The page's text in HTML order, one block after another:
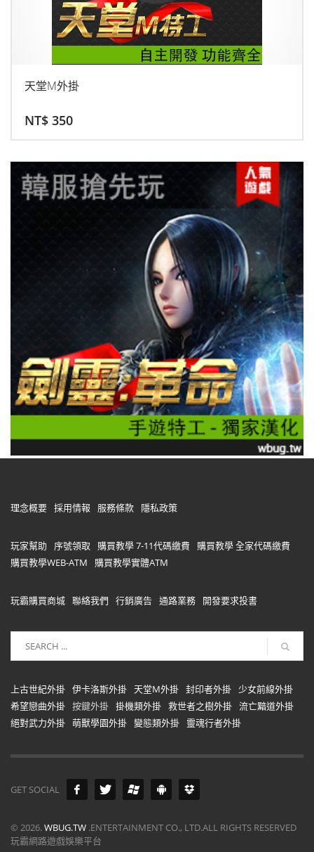
天堂M外掛
NT$ 350
理念概要 採用情報 服務條款 隱私政策
玩家幫助 序號領取 購買教學 7-11代碼繳費
購買教學 全家代碼繳費
購買教學WEB-ATM
購買教學實體ATM
玩霸購買商城 聯絡我們 行銷廣告 通路業務 開發要求投書
上古世紀外掛 伊卡洛斯外掛 天堂M外掛 封印者外掛
少女前線外掛
希望戀曲外掛 按鍵外掛 掛機類外掛 救世者之樹外掛 流亡黯道外掛
絕對武力外掛 萌獸學園外掛 變態類外掛 靈魂行者外掛
GET SOCIAL
© 2026.WBUG.TW .ENTERTAINMENT CO., LTD.ALL RIGHTS RESERVED
玩霸網路遊戲娛樂平台